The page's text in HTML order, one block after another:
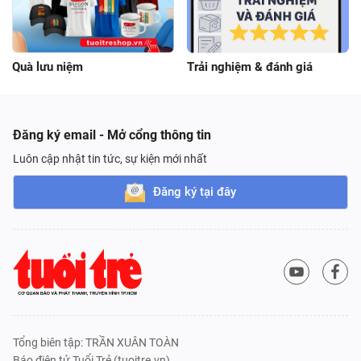
Quà lưu niệm Trải nghiệm & đánh giá
Đăng ký email - Mở cổng thông tin
Luôn cập nhật tin tức, sự kiện mới nhất
Đăng ký tại đây
Tổng biên tập: TRẦN XUÂN TOÀN